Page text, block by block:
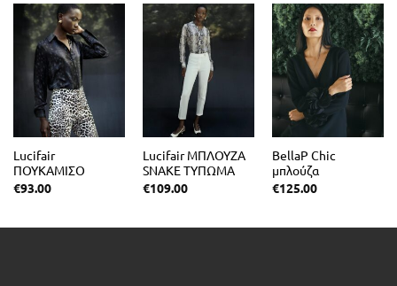
Lucifair
ΠΟΥΚΑΜΙΣΟ
ΕΜΠΡΙΜΕ
€93.00
Lucifair ΜΠΛΟΥΖΑ
SNAKE ΤΥΠΩΜΑ
€109.00
BellaP Chic
μπλούζα
στυλιζαρισμένη με
€125.00